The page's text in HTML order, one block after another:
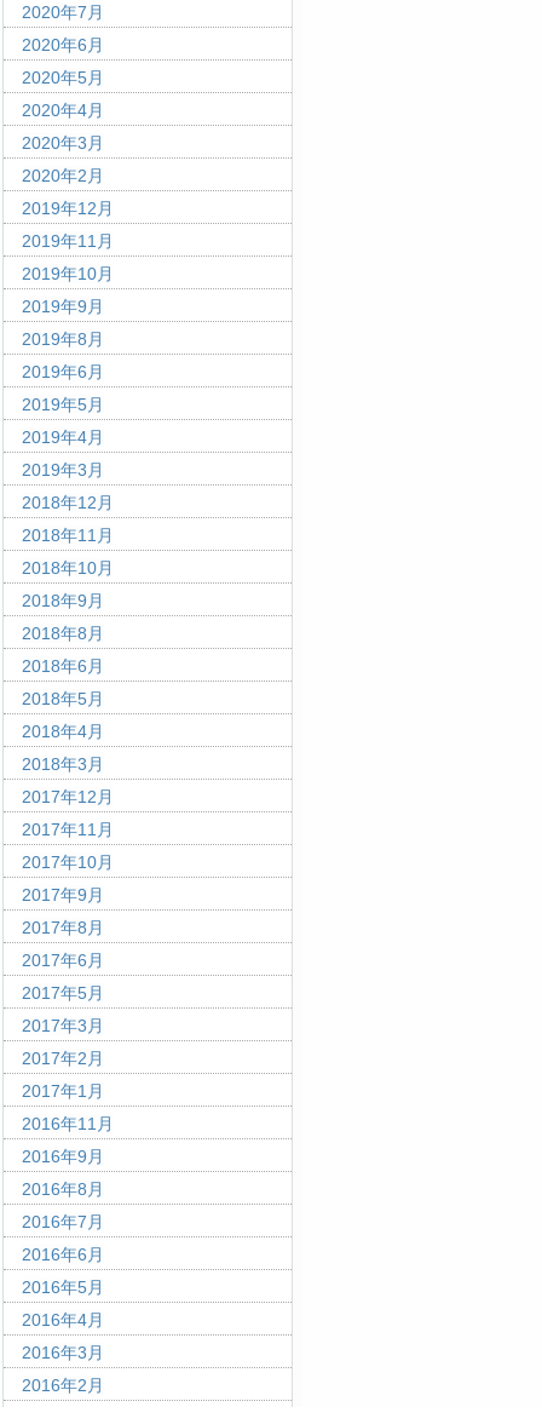
2020年7月
2020年6月
2020年5月
2020年4月
2020年3月
2020年2月
2019年12月
2019年11月
2019年10月
2019年9月
2019年8月
2019年6月
2019年5月
2019年4月
2019年3月
2018年12月
2018年11月
2018年10月
2018年9月
2018年8月
2018年6月
2018年5月
2018年4月
2018年3月
2017年12月
2017年11月
2017年10月
2017年9月
2017年8月
2017年6月
2017年5月
2017年3月
2017年2月
2017年1月
2016年11月
2016年9月
2016年8月
2016年7月
2016年6月
2016年5月
2016年4月
2016年3月
2016年2月